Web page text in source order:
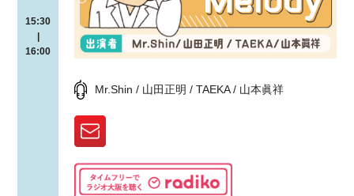
15:30
|
16:00
Mr.Shin / 山田正明 / TAEKA / 山本眞祥